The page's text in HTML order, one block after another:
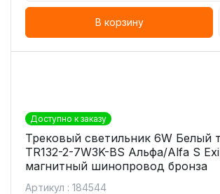
В корзину
Доступно к заказу
Трековый светильник 6W Белый
TR132-2-7W3K-BS Альфа/Alfa S
магнитный шинопровод бронза
Артикул : 184544